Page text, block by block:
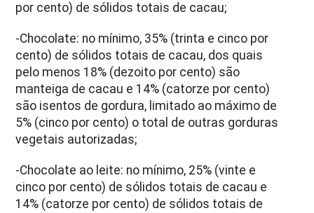
por cento) de sólidos totais de cacau;
-Chocolate: no mínimo, 35% (trinta e cinco por
cento) de sólidos totais de cacau, dos quais
pelo menos 18% (dezoito por cento) são
manteiga de cacau e 14% (catorze por cento)
são isentos de gordura, limitado ao máximo de
5% (cinco por cento) o total de outras gorduras
vegetais autorizadas;
-Chocolate ao leite: no mínimo, 25% (vinte e
cinco por cento) de sólidos totais de cacau e
14% (catorze por cento) de sólidos totais de